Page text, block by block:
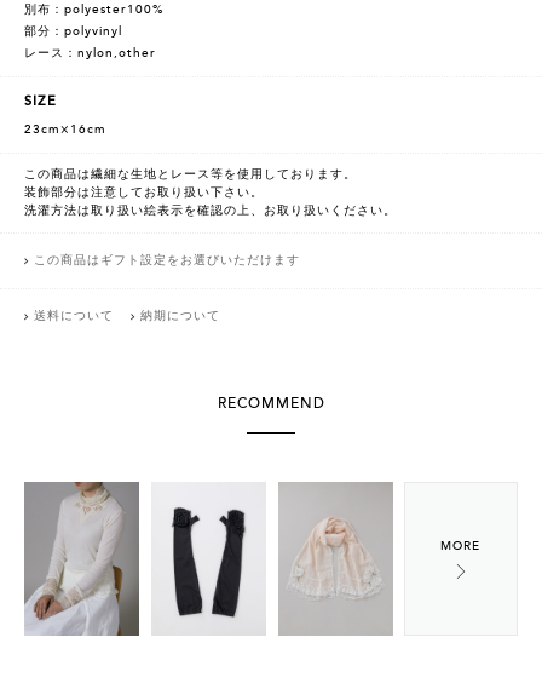
別布：polyester100%
部分：polyvinyl
レース：nylon,other
SIZE
23cm×16cm
この商品は繊細な生地とレース等を使用しております。
装飾部分は注意してお取り扱い下さい。
洗濯方法は取り扱い絵表示を確認の上、お取り扱いください。
この商品はギフト設定をお選びいただけます
送料について 納期について
RECOMMEND